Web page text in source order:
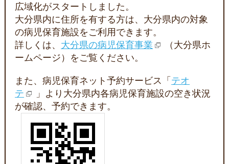
広域化がスタートしました。
大分県内に住所を有する方は、大分県内の対象
の病児保育施設をご利用できます。
詳しくは、 大分県の病児保育事業
（大分県ホ
ームページ）をご覧ください。
また、病児保育ネット予約サービス「 テオ
テ
」より大分県内各病児保育施設の空き状況
が確認、予約できます。